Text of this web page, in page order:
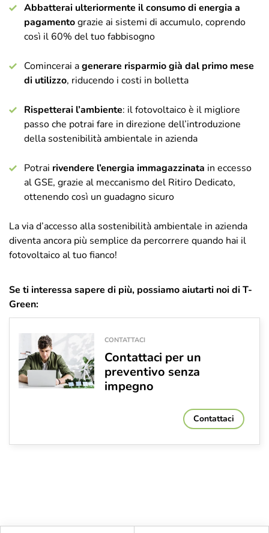
Abbatterai ulteriormente il consumo di energia a
pagamentograzie ai sistemi di accumulo, coprendo
così il 60% del tuo fabbisogno
Comincerai agenerare risparmio già dal primo mese
di utilizzo, riducendo i costi in bolletta
Rispetterai l’ambiente: il fotovoltaico è il migliore
passo che potrai fare in direzione dell’introduzione
della sostenibilità ambientale in azienda
Potrai rivendere l’energia immagazzinata in eccesso
al GSE, grazie al meccanismo del Ritiro Dedicato,
ottenendo così un guadagno sicuro
La via d’accesso alla sostenibilità ambientale in azienda
diventa ancora più semplice da percorrere quando hai il
fotovoltaico al tuo fianco!
Se ti interessa sapere di più, possiamo aiutarti noi di T-
Green:
CONTATTACI
Contattaci per un
preventivo senza
impegno
Contattaci